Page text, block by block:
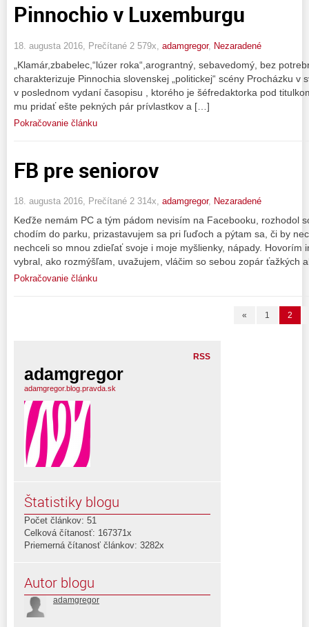
Pinnochio v Luxemburgu
18. augusta 2016, Prečítané 2 579x, adamgregor, Nezaradené
„Klamár,zbabelec,“lúzer roka“,arograntný, sebavedomý, bez
charakterizuje Pinnochia slovenskej „politickej“ scény Procházku v
v poslednom vydaní časopisu , ktorého je šéfredaktorka pod
mu pridať ešte pekných pár prívlastkov a […]
Pokračovanie článku
FB pre seniorov
18. augusta 2016, Prečítané 2 314x, adamgregor, Nezaradené
Keďže nemám PC a tým pádom nevisím na Facebooku, rozhodol
chodím do parku, prizastavujem sa pri ľuďoch a pýtam sa, či by
nechceli so mnou zdieľať svoje i moje myšlienky, nápady. Hovorím
vybral, ako rozmýšľam, uvažujem, vláčim so sebou zopár ťažkých
Pokračovanie článku
« 1 2
RSS
adamgregor
adamgregor.blog.pravda.sk
Štatistiky blogu
Počet článkov: 51
Celková čítanosť: 167371x
Priemerná čítanosť článkov: 3282x
Autor blogu
adamgregor